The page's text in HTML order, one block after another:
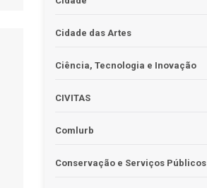
Cidade das Artes
Ciência, Tecnologia e Inovação
CIVITAS
Comlurb
Conservação e Serviços Públicos